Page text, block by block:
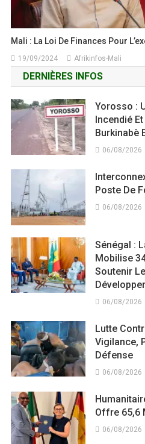
Mali : La Loi De Finances Pour
19/09/2024 Afrikinfos-Mali
DERNIÈRES INFOS
Yorosso :
Incendié
Burkinabè
06/08/2026
Poste De
06/08/2026
Sénégal :
Mobilise
Soutenir
06/08/2026
Lutte
Vigilance,
Défense
06/08/2026
Offre 65,6
06/08/2026